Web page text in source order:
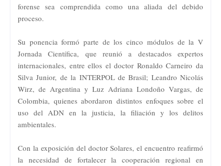
forense sea comprendida como una aliada del debido
proceso.
Su ponencia formó parte de los cinco módulos de la V
Jornada Científica, que reunió a destacados expertos
internacionales, entre ellos el doctor Ronaldo Carneiro da
Silva Junior, de la INTERPOL de Brasil; Leandro Nicolás
Wirz, de Argentina y Luz Adriana Londoño Vargas, de
Colombia, quienes abordaron distintos enfoques sobre el
uso del ADN en la justicia, la filiación y los delitos
ambientales.
Con la exposición del doctor Solares, el encuentro reafirmó
la necesidad de fortalecer la cooperación regional en